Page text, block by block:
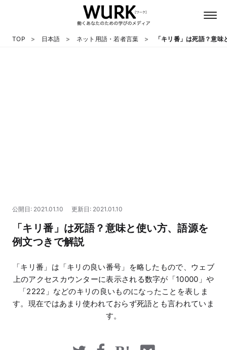
マネー
TOP 日本語 ネット用語・若者言葉 「キリ番」は死語？意
公開日: 2021.01.10 更新日: 2021.01.10
「キリ番」は死語？意味と使い方、語源を
例文つきで解説
「キリ番」は「キリの良い番号」を略したもので、ウェブ
上のアクセスカウンターに表示される数字が「10000」や
「2222」などのキリの良いものになったことを表しま
す。現在ではあまり使われておらず死語とも言われていま
す。